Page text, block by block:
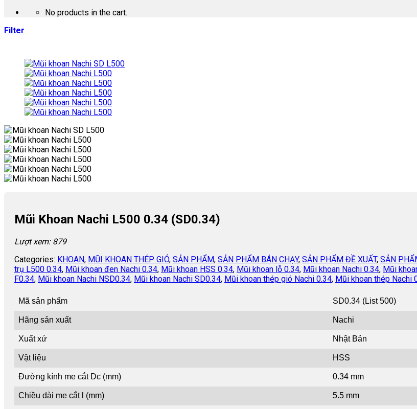
No products in the cart.
Filter
Mũi Khoan Nachi L500 0.34 (SD0.34)
Lượt xem: 879
Categories: KHOAN, MŨI KHOAN THÉP GIÓ, SẢN PHẨM, SẢN PHẨM BÁN CHẠY, SẢN PHẨM ĐỀ XUẤT, SẢN
trụ L500 0.34, Mũi khoan đen Nachi 0.34, Mũi khoan HSS 0.34, Mũi khoan lỗ 0.34, Mũi khoan Nachi 0.34, Mũi
F0.34, Mũi khoan Nachi NSD0.34, Mũi khoan Nachi SD0.34, Mũi khoan thép gió Nachi 0.34, Mũi khoan thép Nachi
Mã sản phẩm SD0.34 (List 500)
Hãng sản xuất Nachi
Xuất xứ Nhật Bản
Vật liệu HSS
Đường kính me cắt Dc (mm) 0.34 mm
Chiều dài me cắt l (mm) 5.5 mm